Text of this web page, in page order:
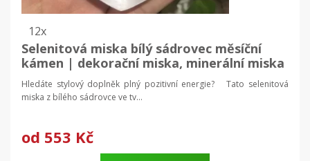
12x
Selenitová miska bílý sádrovec měsíční
kámen | dekorační miska, minerální miska
Hledáte stylový doplněk plný pozitivní energie? Tato selenitová
miska z bílého sádrovce ve tv...
od 553 Kč